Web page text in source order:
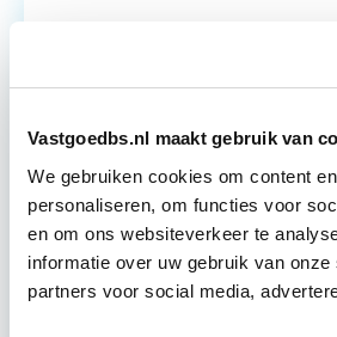
Vastgoedbs.nl maakt gebruik van
We gebruiken cookies om content
personaliseren, om functies voor
en om ons websiteverkeer te
informatie over uw gebruik van onze
partners voor social media,
EP-W Basis -
Deze 5-daagse cursus EP-W
bereidt jou voor op het examen
Examenpark. Best beoordeelde
cursus… Lees verder